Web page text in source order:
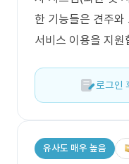
한 기능들은 견주
서비스 이용을 지원
로그인
유사도 매우 높음